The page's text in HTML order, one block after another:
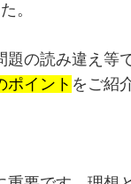
。
の読み違え等
ポイント をご紹